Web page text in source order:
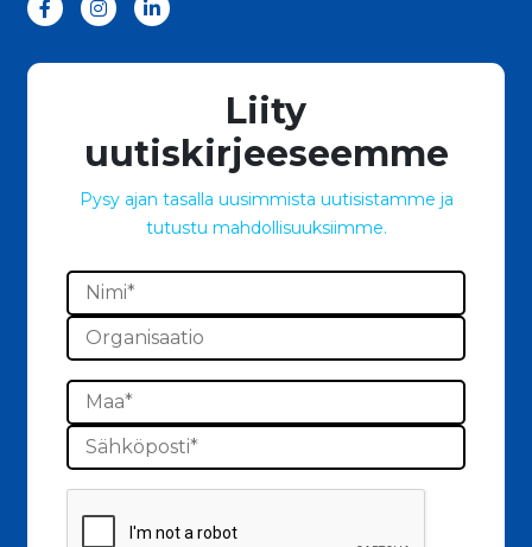
Liity
uutiskirjeeseemme
Pysy ajan tasalla uusimmista uutisistamme ja
tutustu mahdollisuuksiimme.